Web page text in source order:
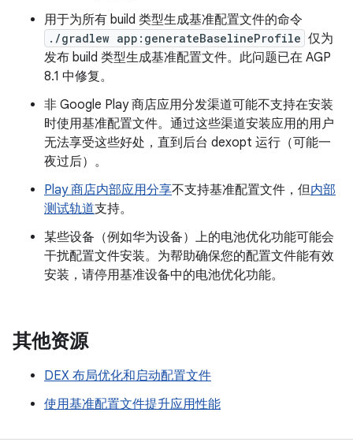
用于为所有 build 类型生成基准配置文件的命令
./gradlew app:generateBaselineProfile 仅为
发布 build 类型生成基准配置文件。此问题已在 AGP
8.1 中修复。
非 Google Play 商店应用分发渠道可能不支持在安装
时使用基准配置文件。通过这些渠道安装应用的用户
无法享受这些好处，直到后台 dexopt 运行（可能一
夜过后）。
Play 商店内部应用分享不支持基准配置文件，但内部
测试轨道支持。
某些设备（例如华为设备）上的电池优化功能可能会
干扰配置文件安装。为帮助确保您的配置文件能有效
安装，请停用基准设备中的电池优化功能。
其他资源
DEX 布局优化和启动配置文件
使用基准配置文件提升应用性能